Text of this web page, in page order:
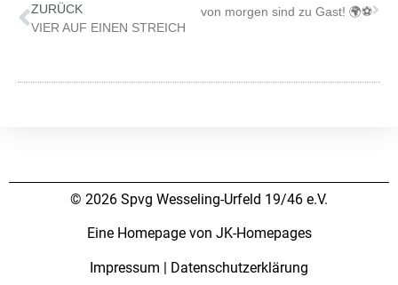
ZURÜCK
VIER AUF EINEN STREICH
⚽🌍 Die Stars von morgen sind zu Gast! 🌍⚽
© 2026 Spvg Wesseling-Urfeld 19/46 e.V.
Eine Homepage von JK-Homepages
Impressum | Datenschutzerklärung